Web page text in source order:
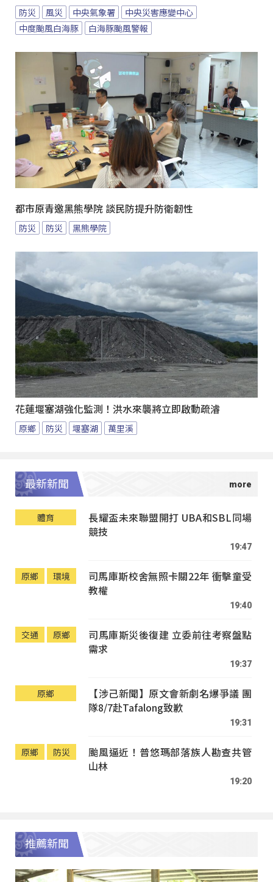
防災 風災 中央氣象署
中央災害應變中心
中度颱風白海豚
白海豚颱風警報
都市原青邀黑熊學院 談民防提升防衛韌性
防災 防災 黑熊學院
花蓮堰塞湖強化監測！洪水來襲將立即啟動疏濬
原鄉 防災 堰塞湖 萬里溪
最新新聞
體育
長耀盃未來聯盟開打 UBA和SBL同場
競技
19:47
原鄉 環境
司馬庫斯校舍無照卡關22年 衝擊童受
教權
19:40
交通 原鄉
司馬庫斯災後復建 立委前往考察盤點
需求
19:37
原鄉
【涉己新聞】原文會新劇名爆爭議 團
隊8/7赴Tafalong致歉
19:31
原鄉 防災
颱風逼近！普悠瑪部落族人勘查共管
山林
19:20
推薦新聞